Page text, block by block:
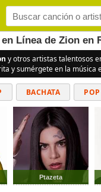
Línea de Zion en
y otros artistas talentosos
y sumérgete en la música
BACHATA POP
Ptazeta